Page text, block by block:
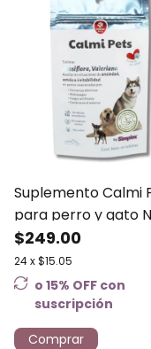
Suplemento Calmi
para perro y gato
$249.00
24x$15.05
o 15% OFF con
suscripción
Comprar